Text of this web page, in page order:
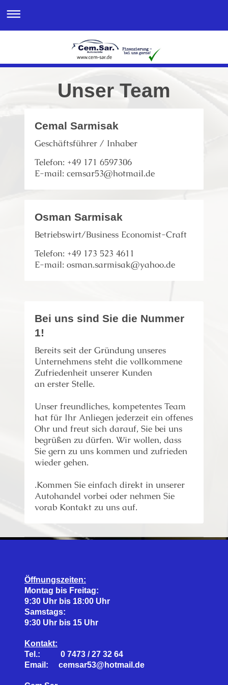
Unser Team
Cemal Sarmisak
Geschäftsführer / Inhaber
Telefon: +49 171 6597306
E-mail: cemsar53@hotmail.de
Osman Sarmisak
Betriebswirt/Business Economist-Craft
Telefon: +49 173 523 4611
E-mail: osman.sarmisak@yahoo.de
Bei uns sind Sie die Nummer
1!
Bereits seit der Gründung unseres
Unternehmens steht die vollkommene
Zufriedenheit unserer Kunden
an erster Stelle.
Unser freundliches, kompetentes Team
hat für Ihr Anliegen jederzeit ein offenes
Ohr und freut sich darauf, Sie bei uns
begrüßen zu dürfen. Wir wollen, dass
Sie gern zu uns kommen und zufrieden
wieder gehen.
.Kommen Sie einfach direkt in unserer
Autohandel vorbei oder nehmen Sie
vorab Kontakt zu uns auf.
Öffnungszeiten:
Montag bis Freitag:
9:30 Uhr bis 18:00 Uhr
Samstags:
9:30 Uhr bis 15 Uhr
Kontakt:
Tel.: 0 7473 / 27 32 64
Email: cemsar53@hotmail.de